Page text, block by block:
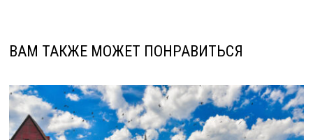
ВАМ ТАКЖЕ МОЖЕТ ПОНРАВИТЬСЯ